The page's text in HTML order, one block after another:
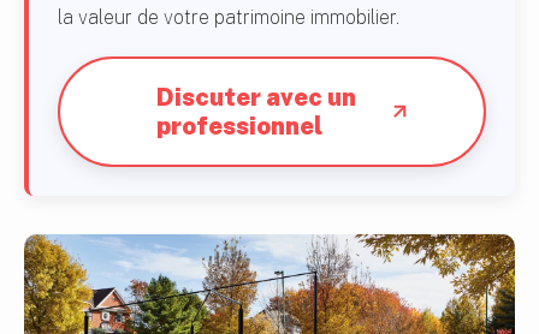
la valeur de votre patrimoine immobilier.
Discuter avec un
professionnel